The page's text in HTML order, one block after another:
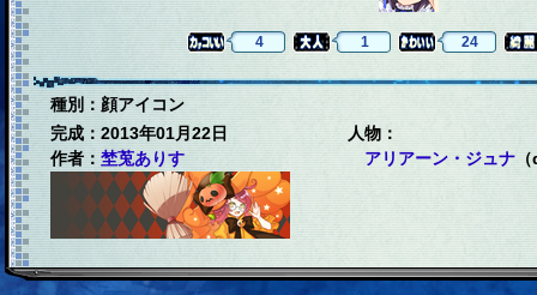
4 1 24
種別：顔アイコン
完成：2013年01月22日
作者： 埜莵ありす
人物：
アリアーン・ジュナ（